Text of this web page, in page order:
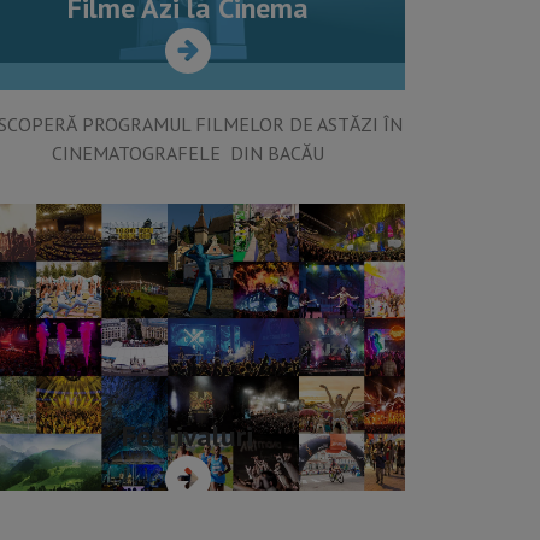
PROGRAMUL FILMELOR DE ASTĂZI ÎN
CINEMATOGRAFELE DIN BACĂU
Festivaluri